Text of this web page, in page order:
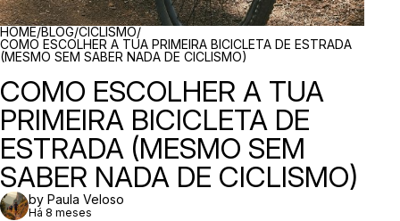
BREADCRUMBS
HOME/BLOG/CICLISMO/
COMO ESCOLHER A TUA PRIMEIRA BICICLETA DE ESTRADA
(MESMO SEM SABER NADA DE CICLISMO)
COMO ESCOLHER A TUA
PRIMEIRA BICICLETA DE
ESTRADA (MESMO SEM
SABER NADA DE CICLISMO)
by Paula Veloso
Há 8 meses